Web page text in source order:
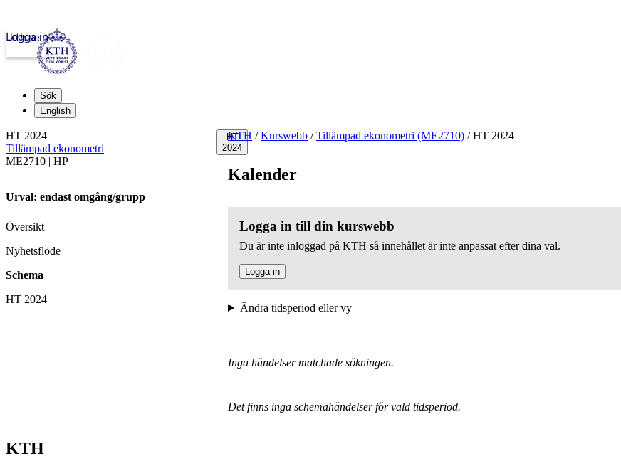
kth.se
Logga in
Sök
English
HT
2024
KTH / Kurswebb / Tillämpad ekonometri (ME2710) /HT 2024
Kalender
Logga in till din kurswebb
Du är inte inloggad på KTH så innehållet är inte anpassat efter dina val.
Logga in
Ändra tidsperiod eller vy
Inga händelser matchade sökningen.
Det finns inga schemahändelser för vald tidsperiod.
HT 2024
Tillämpad ekonometri
ME2710 | HP
Urval: endast omgång/grupp
Översikt
Nyhetsflöde
Schema
HT 2024
KTH